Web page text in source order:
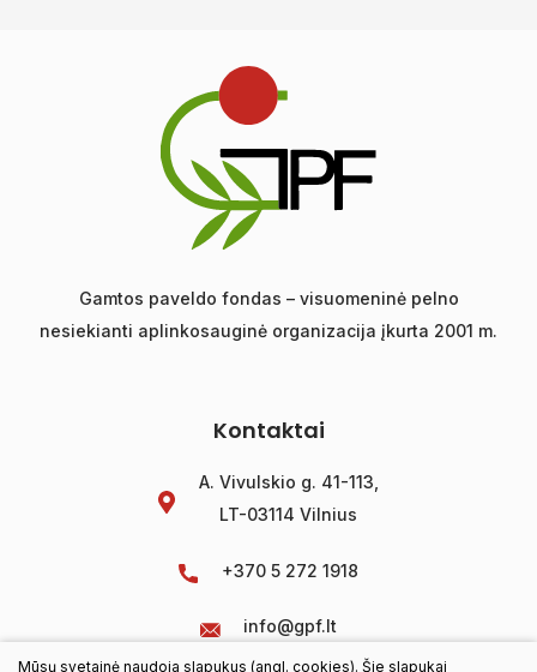
Gamtos paveldo fondas – visuomeninė pelno
nesiekianti aplinkosauginė organizacija įkurta 2001 m.
Kontaktai
A. Vivulskio g. 41-113,
LT-03114 Vilnius
+370 5 272 1918
info@gpf.lt
Mūsų svetainė naudoja slapukus (angl. cookies). Šie slapukai